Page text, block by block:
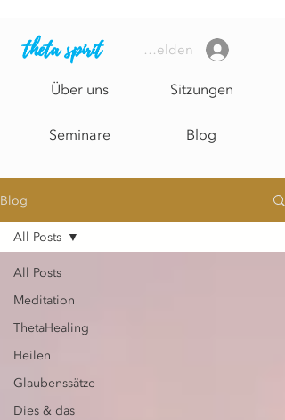
theta spirit
Über uns
Seminare
Sitzungen
Blog
Anmelden
Blog
All Posts
Meditation
ThetaHealing
Heilen
Glaubenssätze
Dies & das
All Posts